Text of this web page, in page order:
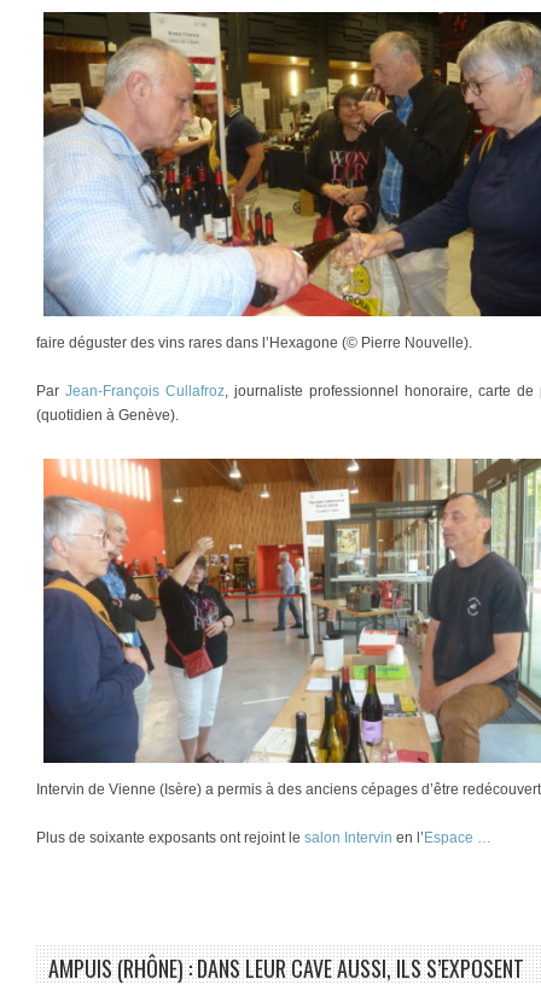
faire déguster des vins rares dans l’Hexagone (© Pierre Nouvelle).
Par Jean-François Cullafroz, journaliste professionnel honoraire, carte
(quotidien à Genève).
Intervin de Vienne (Isère) a permis à des anciens cépages d’être
Plus de soixante exposants ont rejoint le salon Intervin en l’ Espace …
AMPUIS (RHÔNE) : DANS LEUR CAVE AUSSI, ILS S’EXPOSENT